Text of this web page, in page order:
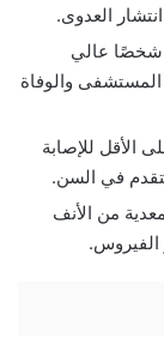
العدوى.
تم استخدامه في التجارب السريرية لـ 775 شخصًا عالي
والوفاة
الأقل للإصابة
من الأنف
الفيروس.